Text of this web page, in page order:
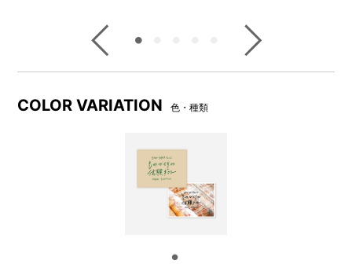
ギフトは受け取った方の体験を通じてかたちにも残ります。作
COLOR VARIATION 色・種類